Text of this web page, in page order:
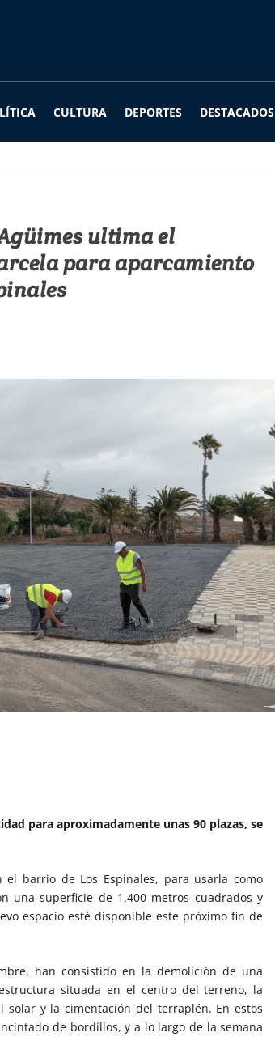
CULTURA DEPORTES DESTACADOS
ultima el
para aparcamiento
para aproximadamente unas 90 plazas, se
barrio de Los Espinales, para usarla como
una superficie de 1.400 metros cuadrados y
espacio esté disponible este próximo fin de
han consistido en la demolición de una
situada en el centro del terreno, la
y la cimentación del terraplén. En estos
de bordillos, y a lo largo de la semana